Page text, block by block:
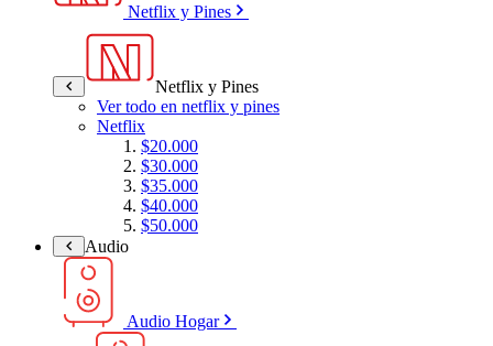
Netflix y Pines
Netflix y Pines
Ver todo en netflix y pines
Netflix
$20.000
$30.000
$35.000
$40.000
$50.000
Audio
Audio Hogar